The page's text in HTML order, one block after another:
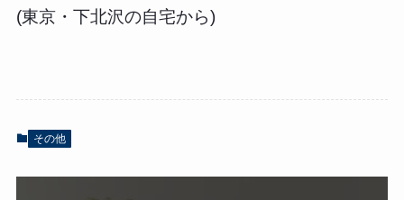
(東京・下北沢の自宅から)
その他